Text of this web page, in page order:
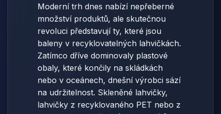
Moderní trh dnes nabízí nepřeberné
množství produktů, ale skutečnou
revoluci představují ty, které jsou
baleny v recyklovatelných lahvičkách.
Zatímco dříve dominovaly plastové
obaly, které končily na skládkách
nebo v oceánech, dnešní výrobci sází
na udržitelnost. Skleněné lahvičky,
lahvičky z recyklovaného PET nebo z